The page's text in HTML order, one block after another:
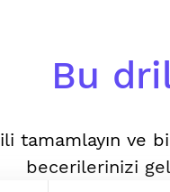
Bu
tamamlayın ve
becerilerinizi